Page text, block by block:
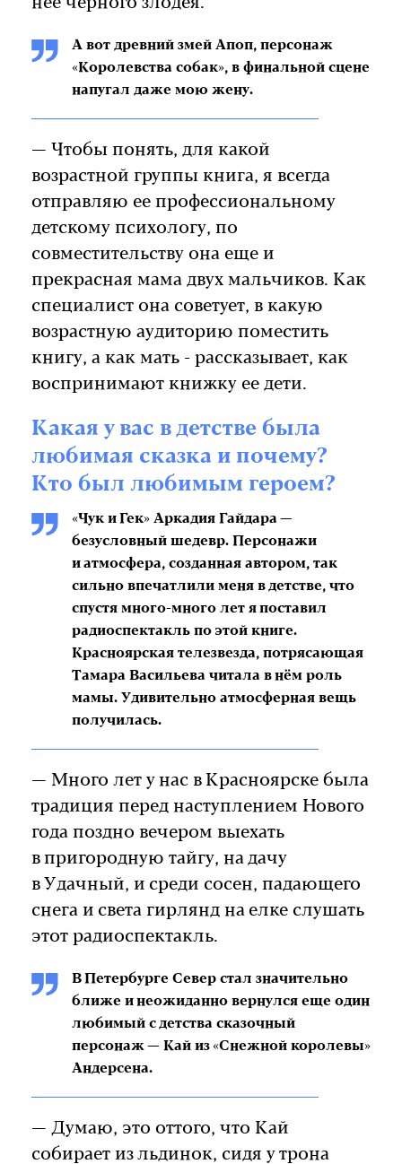
А вот древний змей Апоп, персонаж
«Королевства собак», в финальной сцене
напугал даже мою жену.
— Чтобы понять, для какой
возрастной группы книга, я всегда
отправляю ее профессиональному
детскому психологу, по
совместительству она еще и
прекрасная мама двух мальчиков. Как
специалист она советует, в какую
возрастную аудиторию поместить
книгу, а как мать - рассказывает, как
воспринимают книжку ее дети.
Какая у вас в детстве была
любимая сказка и почему?
Кто был любимым героем?
«Чук и Гек» Аркадия Гайдара —
безусловный шедевр. Персонажи
и атмосфера, созданная автором, так
сильно впечатлили меня в детстве, что
спустя много-много лет я поставил
радиоспектакль по этой книге.
Красноярская телезвезда, потрясающая
Тамара Васильева читала в нём роль
мамы. Удивительно атмосферная вещь
получилась.
— Много лет у нас в Красноярске была
традиция перед наступлением Нового
года поздно вечером выехать
в пригородную тайгу, на дачу
в Удачный, и среди сосен, падающего
снега и света гирлянд на елке слушать
этот радиоспектакль.
В Петербурге Север стал значительно
ближе и неожиданно вернулся еще один
любимый с детства сказочный
персонаж — Кай из «Снежной королевы»
Андерсена.
— Думаю, это оттого, что Кай
собирает из льдинок, сидя у трона